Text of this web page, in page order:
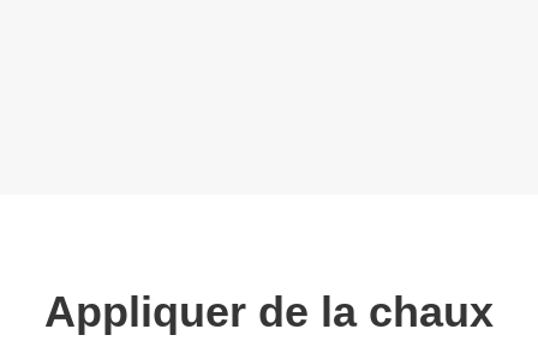
Appliquer de la chaux